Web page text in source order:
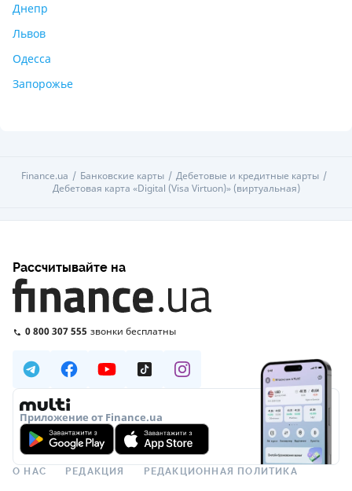
Днепр
Львов
Одесса
Запорожье
Finance.ua Банковские карты
Дебетовые и кредитные карты
Дебетовая карта «Digital (Visa Virtuon)» (виртуальная)
Рассчитывайте на
0 800 307 555 звонки бесплатны
Приложение от Finance.ua
О НАС РЕДАКЦИЯ РЕДАКЦИОННАЯ ПОЛИТИКА